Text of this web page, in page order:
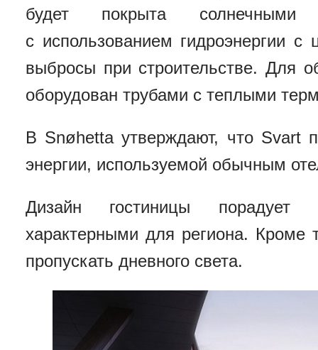
будет покрыта солнечными
с использованием гидроэнергии
выбросы при строительстве. Для
оборудован трубами с теплыми
В Snøhetta утверждают, что Svart
энергии, используемой обычным
Дизайн гостиницы порадует
характерными для региона. Кроме
пропускать дневного света.